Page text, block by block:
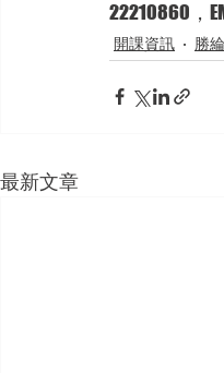
22210860，
開課資訊 勝
最新文章